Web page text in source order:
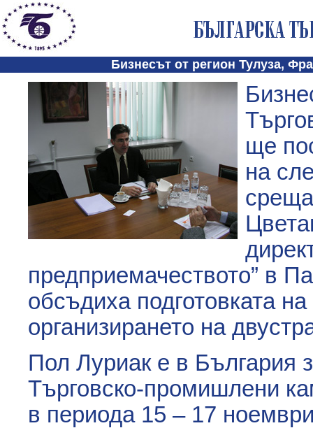
Бизнесът от регион Тулуза,
ще
на
предприемачеството” в
обсъдиха подготовката
организирането на
Пол Луриак е в България
Търговско-промишлени
в периода 15 – 17